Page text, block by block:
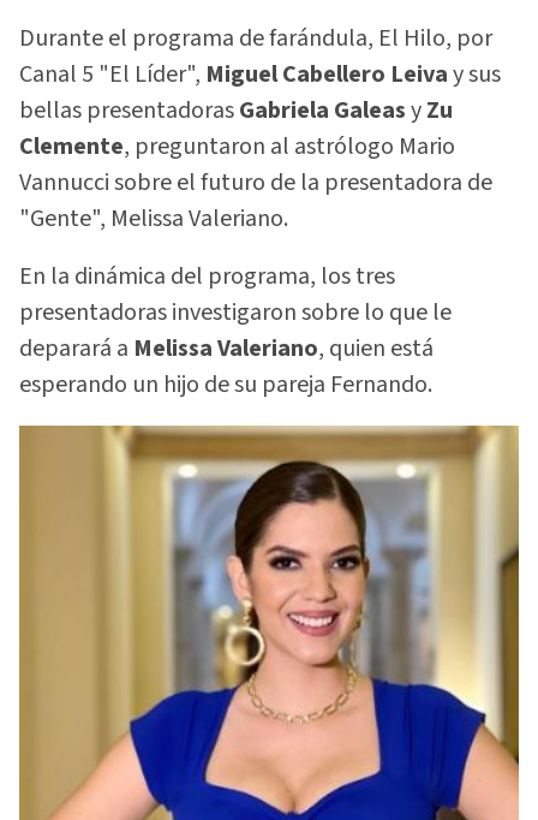
Durante el programa de farándula, El Hilo, por
Canal 5 "El Líder", Miguel Cabellero Leivay sus
bellas presentadorasGabriela GaleasyZu
Clemente, preguntaron al astrólogo Mario
Vannucci sobre el futuro de la presentadora de
"Gente", Melissa Valeriano.
En la dinámica del programa, los tres
presentadoras investigaron sobre lo que le
deparará a Melissa Valeriano, quien está
esperando un hijo de su pareja Fernando.